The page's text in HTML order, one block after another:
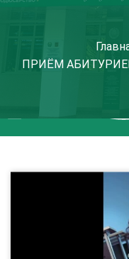
ПРИЁМ